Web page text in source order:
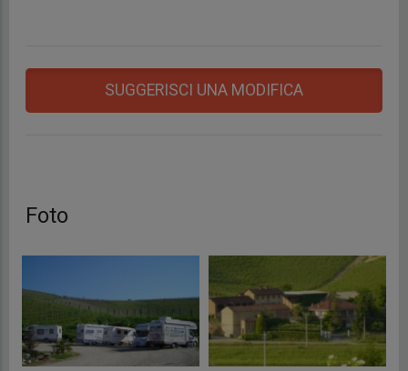
SUGGERISCI UNA MODIFICA
Foto